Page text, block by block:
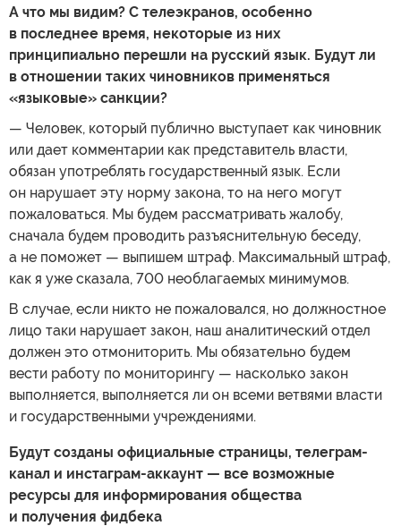
А что мы видим? С телеэкранов, особенно
в последнее время, некоторые из них
принципиально перешли на русский язык. Будут ли
в отношении таких чиновников применяться
«языковые» санкции?
— Человек, который публично выступает как чиновник
или дает комментарии как представитель власти,
обязан употреблять государственный язык. Если
он нарушает эту норму закона, то на него могут
пожаловаться. Мы будем рассматривать жалобу,
сначала будем проводить разъяснительную беседу,
а не поможет — выпишем штраф. Максимальный штраф,
как я уже сказала, 700 необлагаемых минимумов.
В случае, если никто не пожаловался, но должностное
лицо таки нарушает закон, наш аналитический отдел
должен это отмониторить. Мы обязательно будем
вести работу по мониторингу — насколько закон
выполняется, выполняется ли он всеми ветвями власти
и государственными учреждениями.
Будут созданы официальные страницы, телеграм-
канал и инстаграм-аккаунт — все возможные
ресурсы для информирования общества
и получения фидбека